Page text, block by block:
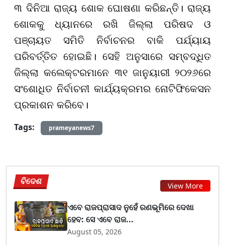
୩ ଦିନିଆ ରାଜ୍ୟ ଶୋକ ଘୋଷଣା କରିଛନ୍ତି। ରାଜ୍ୟ
ଶୋକକୁ ଧ୍ୟାନରେ ରଖି ଜିଲ୍ଲା ପରିଷଦ ଓ
ପଞ୍ଚାୟତ ସମିତି ନିର୍ବାଚନର ବାକି ପର୍ଯ୍ୟାୟ
ପରିବର୍ତ୍ତିତ ହୋଇଛି। ସେହି ଅନୁସାରେ ସମ୍ବଦ୍ଧିତ
ଜିଲ୍ଲା କଲେକ୍ଟରମାନେ ୩୧ ଜାନୁୟାରୀ ୨୦୨୬ରେ
ସଂଶୋଧିତ ନିର୍ବାଚନୀ କାର୍ଯ୍ୟକ୍ରମର ନୋଟିଫିକେସନ
ପ୍ରକାଶନ କରିବେ।
Tags:
prameyanews7
ବିଦେଶ View More
ଏବେ ରାଜପ୍ରାସାଦ ନୁହେଁ ରଣଭୂମିରେ ଦେଖା
ହେବ: ସେ ଏବେ ରାଜ...
August 05, 2026